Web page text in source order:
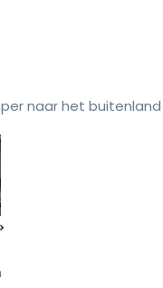
naar het buitenland